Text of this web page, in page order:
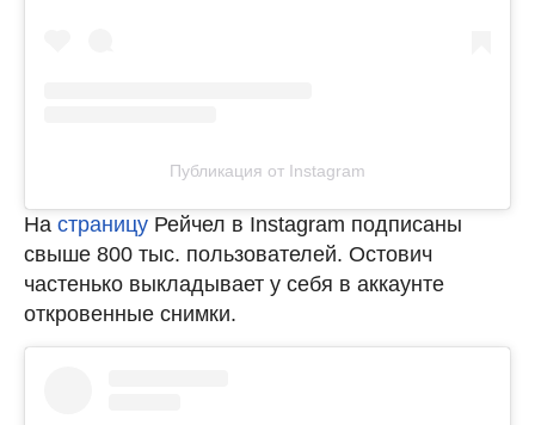
Публикация от Instagram
На страницу Рейчел в Instagram подписаны
свыше 800 тыс. пользователей. Остович
частенько выкладывает у себя в аккаунте
откровенные снимки.